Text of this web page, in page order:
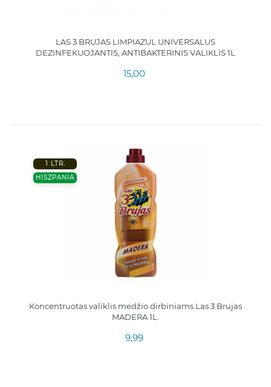
LAS 3 BRUJAS LIMPIAZUL UNIVERSALUS
DEZINFEKUOJANTIS, ANTIBAKTERINIS VALIKLIS 1L
15,00
1 LTR.
HISZPANIA
Koncentruotas valiklis medžio dirbiniams Las 3 Brujas
MADERA 1L.
9,99